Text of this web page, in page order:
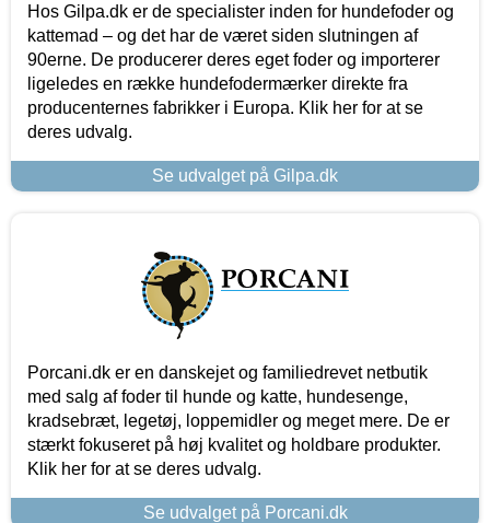
Hos Gilpa.dk er de specialister inden for hundefoder og
kattemad – og det har de været siden slutningen af
90erne. De producerer deres eget foder og importerer
ligeledes en række hundefodermærker direkte fra
producenternes fabrikker i Europa. Klik her for at se
deres udvalg.
Se udvalget på Gilpa.dk
Porcani.dk er en danskejet og familiedrevet netbutik
med salg af foder til hunde og katte, hundesenge,
kradsebræt, legetøj, loppemidler og meget mere. De er
stærkt fokuseret på høj kvalitet og holdbare produkter.
Klik her for at se deres udvalg.
Se udvalget på Porcani.dk